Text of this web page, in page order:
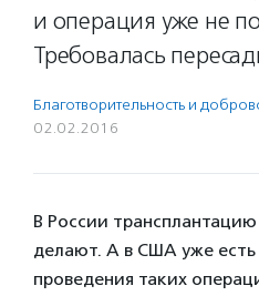
и операция уже не
Требовалась
Благотвори­тель­ность и
02.02.2016
В России
делают. А в США уже
проведения таких